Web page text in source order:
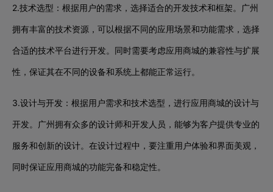
2.技术选型：根据用户的需求，选择适合的开发技术和框架。广州
拥有丰富的技术资源，可以根据不同的应用场景和功能需求，选择
合适的技术平台进行开发。同时需要考虑应用商城的兼容性与扩展
性，保证其在不同的设备和系统上都能正常运行。
3.设计与开发：根据用户需求和技术选型，进行应用商城的设计与
开发。广州拥有众多的设计师和开发人员，能够为客户提供专业的
服务和创新的设计。在设计过程中，要注重用户体验和界面美观，
同时保证应用商城的功能完备和稳定性。